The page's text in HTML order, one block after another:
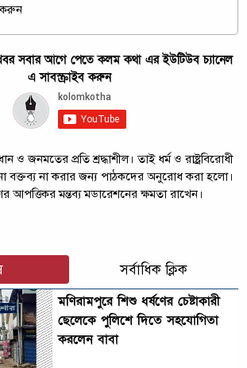
সবার আগে পেতে কলম কথা এর ইউটিউব চ্যানেল
এ সাবস্ক্রাইব করুন
ও জনমতের প্রতি শ্রদ্ধাশীল। তাই ধর্ম ও রাষ্ট্রবিরোধী
বক্তব্য না করার জন্য পাঠকদের অনুরোধ করা হলো।
আপত্তিকর মন্তব্য মডারেশনের ক্ষমতা রাখেন।
সর্বাধিক ক্লিক
মণিরামপুরে শিশু ধর্ষণের চেষ্টাকারী
ছেলেকে পুলিশে দিতে সহযোগিতা
করলেন বাবা